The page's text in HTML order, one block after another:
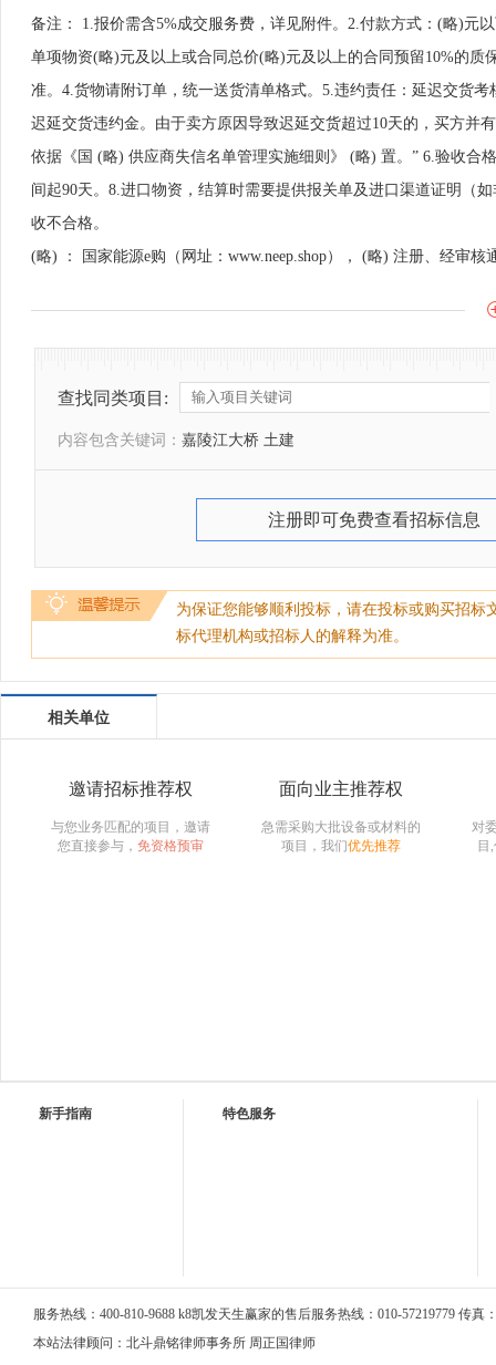
备注： 1.报价需含5%成交服务费，详见附件。2.付款方式：(略)元
单项物资(略)元及以上或合同总价(略)元及以上的合同预留10%的
准。4.货物请附订单，统一送货清单格式。5.违约责任：延迟交货
迟延交货违约金。由于卖方原因导致迟延交货超过10天的，买方并
依据《国 (略) 供应商失信名单管理实施细则》 (略) 置。” 6.验收合
间起90天。8.进口物资，结算时需要提供报关单及进口渠道证明（
收不合格。
(略) ： 国家能源e购（网址：www.neep.shop）， (略) 注册、经审
查找同类项目:
内容包含关键词： 嘉陵江大桥 土建
注册即可免费查看招标信息
为保证您能够顺利投标，请在投标或购买招
标代理机构或招标人的解释为准。
相关单位
邀请招标推荐权
与您业务匹配的项目，邀请
您直接参与， 免资格预审
面向业主推荐权
急需采购大批设备或材料的
项目，我们优先推荐
对
目
新手指南 特色服务
服务热线：400-810-9688 k8凯发天生赢家的售后服务热线：010-57219779 传真
本站法律顾问：北斗鼎铭律师事务所 周正国律师